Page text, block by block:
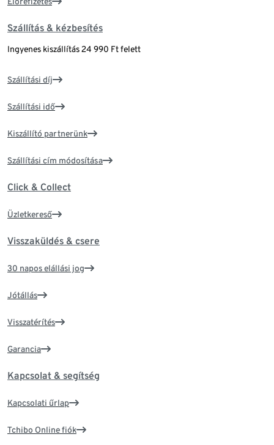
Szállítás & kézbesítés
Ingyenes kiszállítás 24 990 Ft felett
Szállítási díj
Szállítási idő
Kiszállító partnerünk
Szállítási cím módosítása
Click & Collect
Üzletkereső
Visszaküldés & csere
30 napos elállási jog
Jótállás
Visszatérítés
Garancia
Kapcsolat & segítség
Kapcsolati űrlap
Tchibo Online fiók